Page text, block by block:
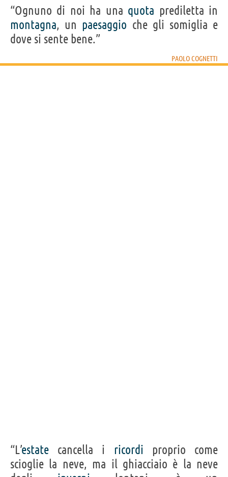
“Ognuno di noi ha una quota prediletta in
montagna, un paesaggio che gli somiglia e
dove si sente bene.”
PAOLO COGNETTI
“L’estate cancella i ricordi proprio come
scioglie la neve, ma il ghiacciaio è la neve